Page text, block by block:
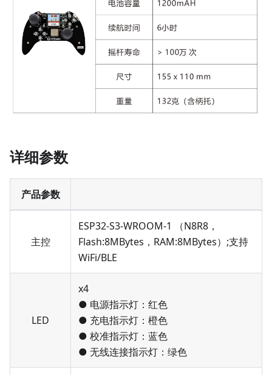
详细参数
产品参数
主控
ESP32-S3-WROOM-1 （N8R8，
Flash:8MBytes，RAM:8MBytes）;支持
WiFi/BLE
LED
x4
● 电源指示灯：红色
● 充电指示灯：橙色
● 校准指示灯：蓝色
● 无线连接指示灯：绿色